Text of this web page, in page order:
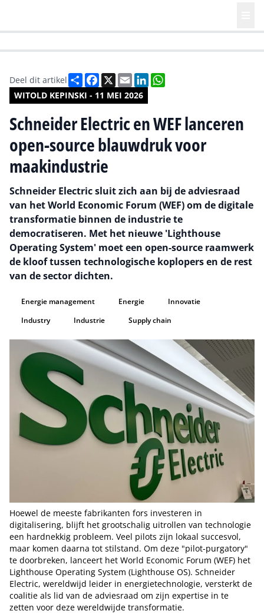
WITOLD KEPINSKI - 11 MEI 2026
Deel dit artikel DeelFacebook
X EmailLinkedIn
Schneider Electric en WEF lanceren
open-source blauwdruk voor
maakindustrie
Schneider Electric sluit zich aan bij de adviesraad
van het World Economic Forum (WEF) om de digitale
transformatie binnen de industrie te
democratiseren. Met het nieuwe 'Lighthouse
Operating System' moet een open-source raamwerk
de kloof tussen technologische koplopers en de rest
van de sector dichten.
Energie management Energie
Innovatie
Industry
Industrie Supply chain
Hoewel de meeste fabrikanten fors investeren in
digitalisering, blijft het grootschalig uitrollen van technologie
een hardnekkig probleem. Veel pilots zijn lokaal succesvol,
maar komen daarna tot stilstand. Om deze "pilot-purgatory"
te doorbreken, lanceert het World Economic Forum (WEF) het
Lighthouse Operating System (Lighthouse OS). Schneider
Electric, wereldwijd leider in energietechnologie, versterkt de
coalitie als lid van de adviesraad om zijn expertise in te
zetten voor deze wereldwijde transformatie.